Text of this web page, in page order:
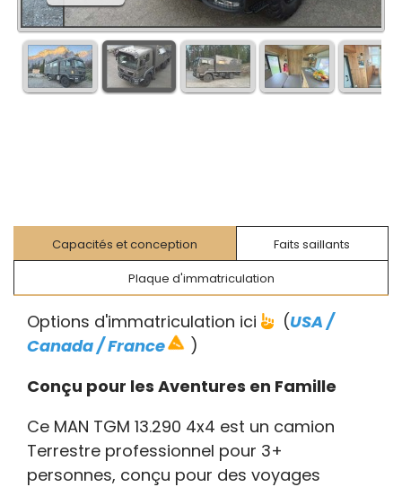
Capacités et conception
Faits saillants
Plaque d'immatriculation
Options d'immatriculation ici (USA /
Canada / France
)
Conçu pour les Aventures en Famille
Ce MAN TGM 13.290 4x4 est un camion
Terrestre professionnel pour 3+
personnes, conçu pour des voyages